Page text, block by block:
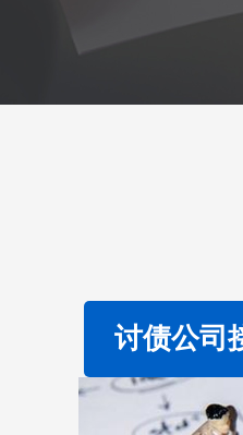
讨债公司